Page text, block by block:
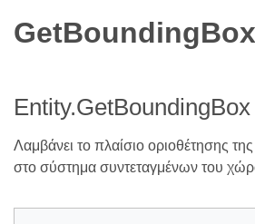
GetBoundingBox
Λαμβάνει το πλαίσιο οριοθέτησης
στο σύστημα συντεταγμένων του